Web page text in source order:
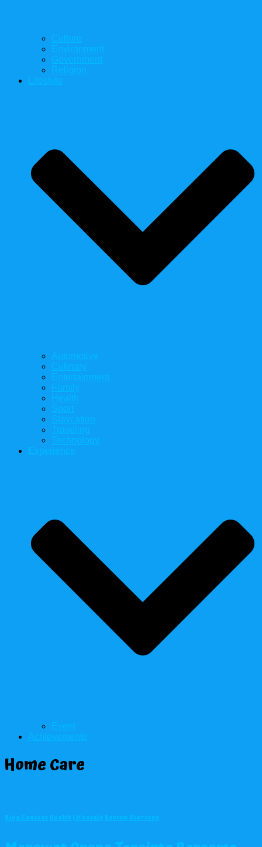
Culture
Environment
Government
Religion
Lifestyle
Automotive
Culinary
Entertainment
Family
Health
Sport
Staycation
Traveling
Technology
Experience
Event
Achievements
Home Care
Blog ContestHealthLifestyleReviewStartups